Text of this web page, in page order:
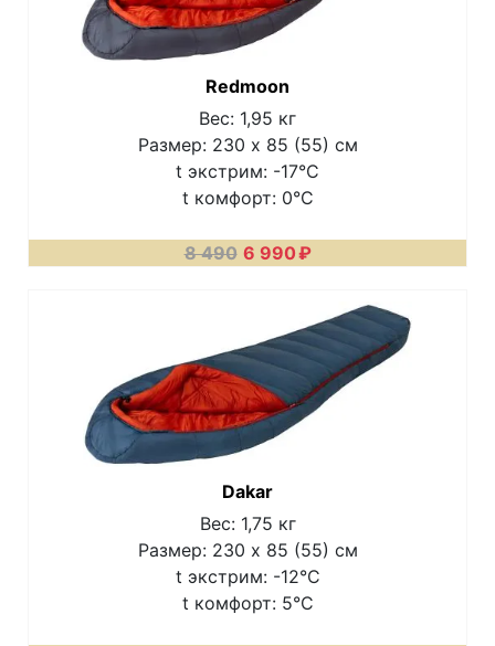
Redmoon
Вес: 1,95 кг
Размер: 230 х 85 (55) см
t экстрим: -17°C
t комфорт: 0°C
8 490 6 990₽
Dakar
Вес: 1,75 кг
Размер: 230 x 85 (55) см
t экстрим: -12°C
t комфорт: 5°C